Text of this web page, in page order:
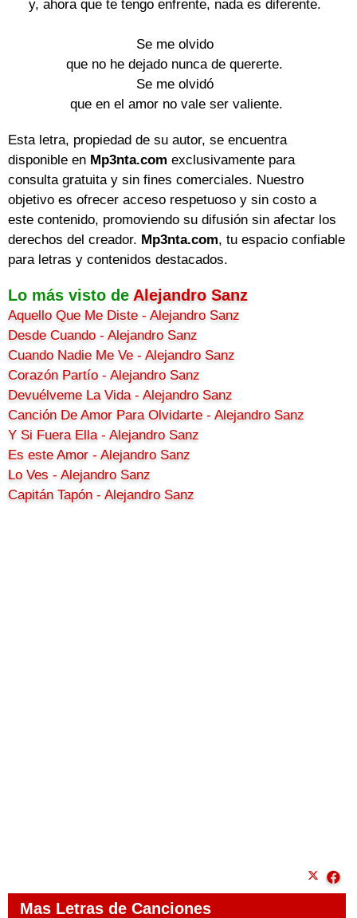
y, ahora que te tengo enfrente, nada es diferente.
Se me olvido
que no he dejado nunca de quererte.
Se me olvidó
que en el amor no vale ser valiente.
Esta letra, propiedad de su autor, se encuentra
disponible en Mp3nta.com exclusivamente para
consulta gratuita y sin fines comerciales. Nuestro
objetivo es ofrecer acceso respetuoso y sin costo a
este contenido, promoviendo su difusión sin afectar los
derechos del creador. Mp3nta.com, tu espacio confiable
para letras y contenidos destacados.
Lo más visto de Alejandro Sanz
Aquello Que Me Diste - Alejandro Sanz
Desde Cuando - Alejandro Sanz
Cuando Nadie Me Ve - Alejandro Sanz
Corazón Partío - Alejandro Sanz
Devuélveme La Vida - Alejandro Sanz
Canción De Amor Para Olvidarte - Alejandro Sanz
Y Si Fuera Ella - Alejandro Sanz
Es este Amor - Alejandro Sanz
Lo Ves - Alejandro Sanz
Capitán Tapón - Alejandro Sanz
Mas Letras de Canciones